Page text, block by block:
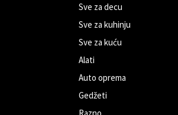
Sve za decu
Sve za kuhinju
Sve za kuću
Alati
Auto oprema
Gedžeti